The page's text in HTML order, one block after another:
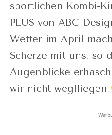
sportlichen Kombi-
PLUS von ABC
Wetter im April
Scherze mit uns, so
Augenblicke
wir nicht wegfliegen